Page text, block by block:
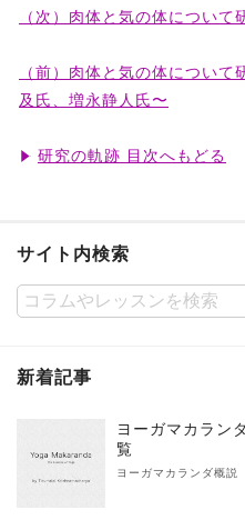
（次）肉体と気の体につい
（前）肉体と気の体につい
及氏、増永静人氏〜
研究の軌跡 目次へもどる
サイト内検索
新着記事
ヨーガマカラン
覧
ヨーガマカランダ概